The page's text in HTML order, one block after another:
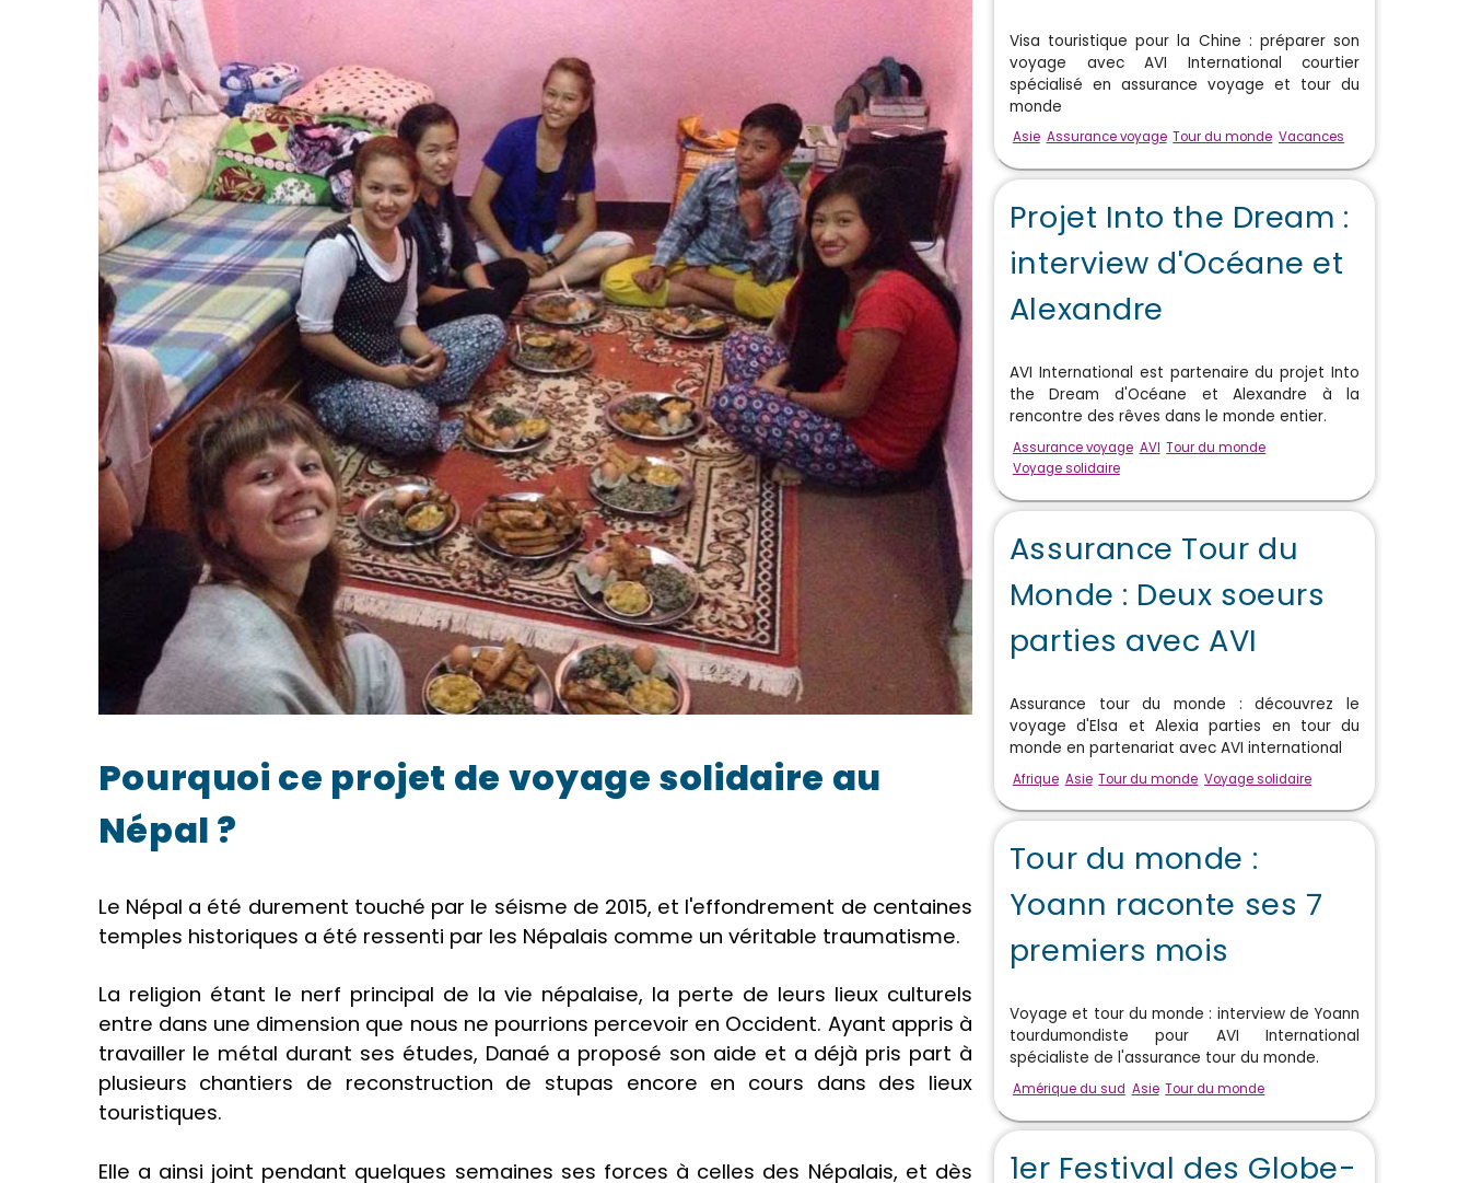
Pourquoi ce projet de voyage solidaire au
Népal ?
Le Népal a été durement touché par le séisme de 2015, et l'effondrement de centaines
temples historiques a été ressenti par les Népalais comme un véritable traumatisme.
La religion étant le nerf principal de la vie népalaise, la perte de leurs lieux culturels
entre dans une dimension que nous ne pourrions percevoir en Occident. Ayant appris à
travailler le métal durant ses études, Danaé a proposé son aide et a déjà pris part à
plusieurs chantiers de reconstruction de stupas encore en cours dans des lieux
touristiques.
Elle a ainsi joint pendant quelques semaines ses forces à celles des Népalais, et dès
Visa touristique pour la Chine : préparer son
voyage avec AVI International courtier
spécialisé en assurance voyage et tour du
monde
Asie Assurance voyage Tour du monde Vacances
Projet Into the Dream :
interview d'Océane et
Alexandre
AVI International est partenaire du projet Into
the Dream d'Océane et Alexandre à la
rencontre des rêves dans le monde entier.
Assurance voyage AVI Tour du monde
Voyage solidaire
Assurance Tour du
Monde : Deux soeurs
parties avec AVI
Assurance tour du monde : découvrez le
voyage d'Elsa et Alexia parties en tour du
monde en partenariat avec AVI international
Afrique Asie Tour du monde Voyage solidaire
Tour du monde :
Yoann raconte ses 7
premiers mois
Voyage et tour du monde : interview de Yoann
tourdumondiste pour AVI International
spécialiste de l'assurance tour du monde.
Amérique du sud Asie Tour du monde
1er Festival des Globe-